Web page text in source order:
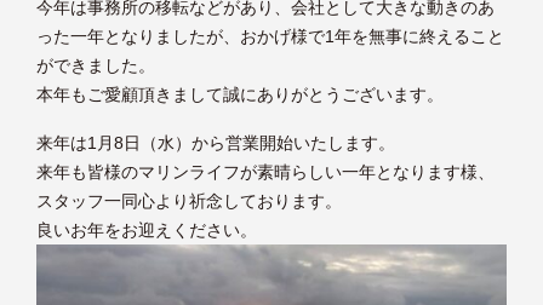
今年は事務所の移転などがあり、会社として大きな動きのあ
った一年となりましたが、おかげ様で1年を無事に終えること
ができました。
本年もご愛顧頂きまして誠にありがとうございます。
来年は1月8日（水）から営業開始いたします。
来年も皆様のマリンライフが素晴らしい一年となります様、
スタッフ一同心より祈念しております。
良いお年をお迎えください。